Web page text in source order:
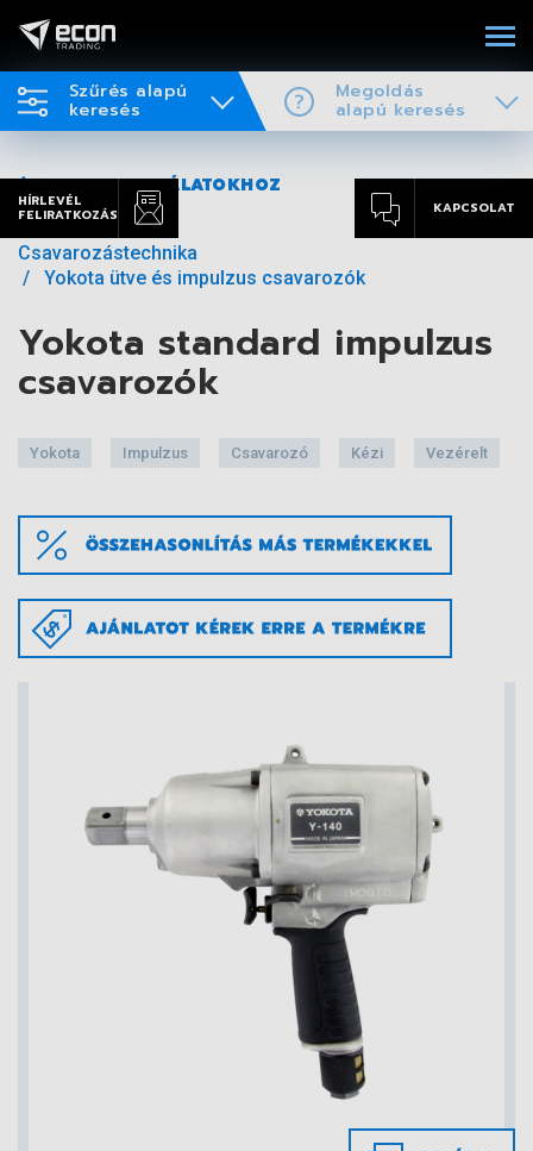
Szűrés alapú
keresés
Megoldás
alapú keresés
HÍRLEVÉL
FELIRATKOZÁS
KAPCSOLAT
VISSZA A TALÁLATOKHOZ
Csavarozástechnika
Yokota ütve és impulzus csavarozók
Yokota standard impulzus
csavarozók
Yokota Impulzus Csavarozó Kézi Vezérelt